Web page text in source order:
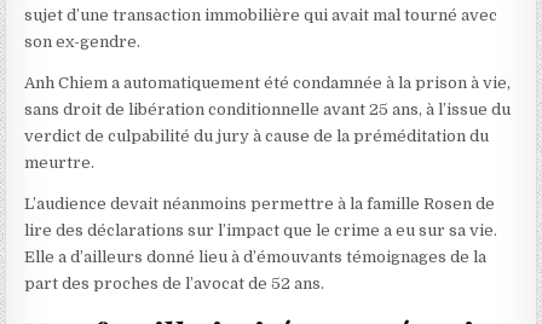
sujet d’une transaction immobilière qui avait mal tourné avec
son ex-gendre.
Anh Chiem a automatiquement été condamnée à la prison à vie,
sans droit de libération conditionnelle avant 25 ans, à l’issue du
verdict de culpabilité du jury à cause de la préméditation du
meurtre.
L’audience devait néanmoins permettre à la famille Rosen de
lire des déclarations sur l’impact que le crime a eu sur sa vie.
Elle a d’ailleurs donné lieu à d’émouvants témoignages de la
part des proches de l’avocat de 52 ans.